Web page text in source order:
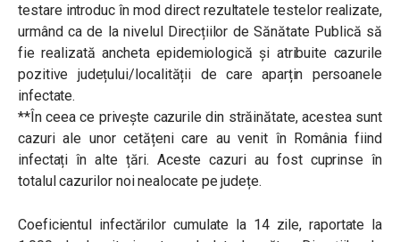
testare introduc în mod direct rezultatele testelor realizate,
urmând ca de la nivelul Direcțiilor de Sănătate Publică să
fie realizată ancheta epidemiologică și atribuite cazurile
pozitive județului/localității de care aparțin persoanele
infectate.
**În ceea ce privește cazurile din străinătate, acestea sunt
cazuri ale unor cetățeni care au venit în România fiind
infectați în alte țări. Aceste cazuri au fost cuprinse în
totalul cazurilor noi nealocate pe județe.
Coeficientul infectărilor cumulate la 14 zile, raportate la